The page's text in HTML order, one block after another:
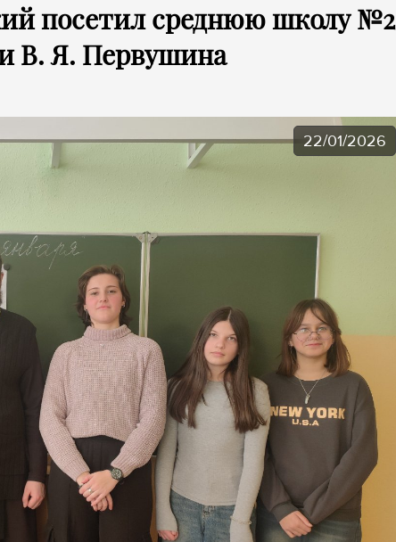
посетил среднюю школу №2
В. Я. Первушина
22/01/2026